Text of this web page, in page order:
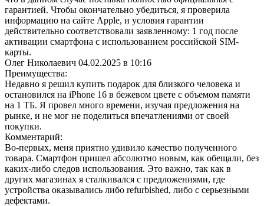
гарантией. Чтобы окончательно убедиться, я проверила
информацию на сайте Apple, и условия гарантии
действительно соответствовали заявленному: 1 год после
активации смартфона с использованием российской SIM-
карты.
Олег Николаевич 04.02.2025 в 10:16
Преимущества:
Недавно я решил купить подарок для близкого человека и
остановился на iPhone 16 в бежевом цвете с объемом памяти
на 1 ТБ. Я провел много времени, изучая предложения на
рынке, и не мог не поделиться впечатлениями от своей
покупки.
Комментарий:
Во-первых, меня приятно удивило качество полученного
товара. Смартфон пришел абсолютно новым, как обещали, без
каких-либо следов использования. Это важно, так как в
других магазинах я сталкивался с предложениями, где
устройства оказывались либо refurbished, либо с серьезными
дефектами.